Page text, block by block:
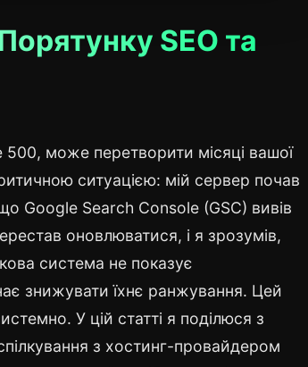
SEO та
може перетворити місяці вашої
ситуацією: мій сервер почав
Google Search Console (GSC) вивів
оновлюватися, і я зрозумів,
система не показує
знижувати їхнє ранжування. Цей
У цій статті я поділюся з
з хостинг-провайдером